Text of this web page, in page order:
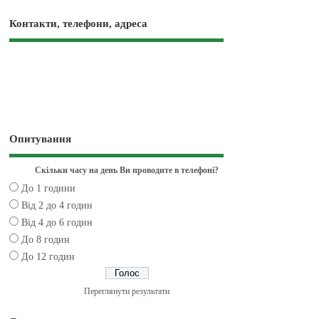
Контакти, телефони, адреса
Опитування
Скільки часу на день Ви проводите в телефоні?
До 1 години
Від 2 до 4 годин
Від 4 до 6 годин
До 8 годин
До 12 годин
Переглянути результати